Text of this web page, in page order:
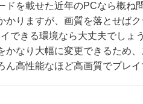
ドを載せた近年のPCなら概ね
かりますが、画質を落とせば
できる環境なら大丈夫でしょう
かなり大幅に変更できるため
ん高性能なほど高画質でプレイ